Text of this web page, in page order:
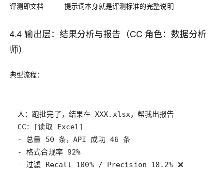
评测即文档 提示词本身就是评测标准的完整说明
4.4 输出层： 结果分析与报告（CC 角色：数据分析
师）
典型流程：
- 过滤 Recall 100% / Precision 18.2% ❌